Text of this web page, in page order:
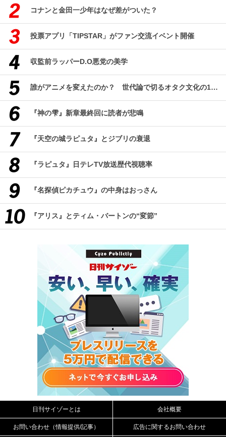
コナンと金田一少年はなぜ差がついた？
投票アプリ「TIPSTAR」がファン交流イベント開催
収監前ラッパーD.O悪党の美学
誰がアニメを変えたのか？ 世代論で切るオタク文化の10年、そして50年
『神の雫』新章最終回に読者が悲鳴
『天空の城ラピュタ』とジブリの衰退
『ラピュタ』日テレTV放送歴代視聴率
『名探偵ピカチュウ』の中身はおっさん
『アリス』とティム・バートンの“変節”
日刊サイゾーとは 会社概要
お問い合わせ（情報提供/記事） 広告に関するお問い合わせ